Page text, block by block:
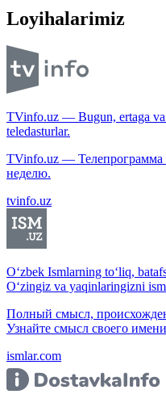
Loyihalarimiz
TVinfo.uz — Bugun, ertaga va
teledasturlar.
TVinfo.uz — Телепрограмма
неделю.
tvinfo.uz
O‘zbek Ismlarning to‘liq,
O‘zingiz va yaqinlaringizni
Полный смысл,
Узнайте смысл своего
ismlar.com